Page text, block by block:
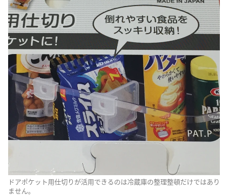
ドアポケット用仕切りが活用できるのは冷蔵庫の整理整頓だけではあり
ません。